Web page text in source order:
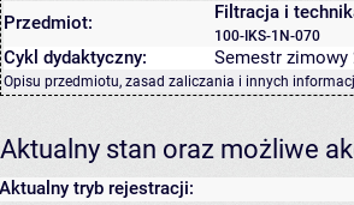
Przedmiot: Filtracja i
100-IKS-1N-070
Cykl dydaktyczny: Semestr zimowy
Opisu przedmiotu, zasad zaliczania i innych
Aktualny stan oraz możliwe
Aktualny tryb rejestracji: